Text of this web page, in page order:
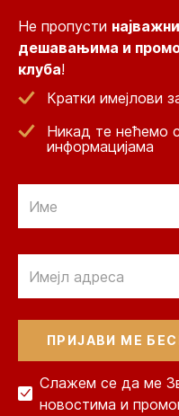
Не пропусти
дешавањима и
клуба!
Кратки имејлови
Никад те нећемо
информацијама
Слажем се да ме
новостима и